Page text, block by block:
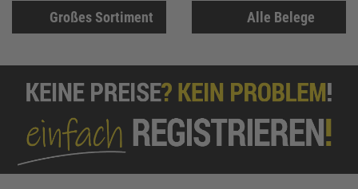
Großes Sortiment Alle Belege